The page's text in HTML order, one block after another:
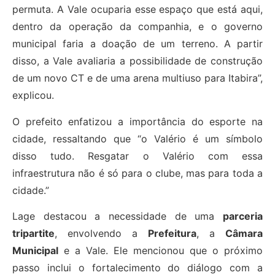
permuta. A Vale ocuparia esse espaço que está aqui,
dentro da operação da companhia, e o governo
municipal faria a doação de um terreno. A partir
disso, a Vale avaliaria a possibilidade de construção
de um novo CT e de uma arena multiuso para Itabira”,
explicou.
O prefeito enfatizou a importância do esporte na
cidade, ressaltando que “o Valério é um símbolo
disso tudo. Resgatar o Valério com essa
infraestrutura não é só para o clube, mas para toda a
cidade.”
Lage destacou a necessidade de uma parceria
tripartite, envolvendo a Prefeitura, a Câmara
Municipal e a Vale. Ele mencionou que o próximo
passo inclui o fortalecimento do diálogo com a